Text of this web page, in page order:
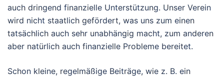
auch dringend finanzielle Unterstützung. Unser Verein
wird nicht staatlich gefördert, was uns zum einen
tatsächlich auch sehr unabhängig macht, zum anderen
aber natürlich auch finanzielle Probleme bereitet.
Schon kleine, regelmäßige Beiträge, wie z. B. ein